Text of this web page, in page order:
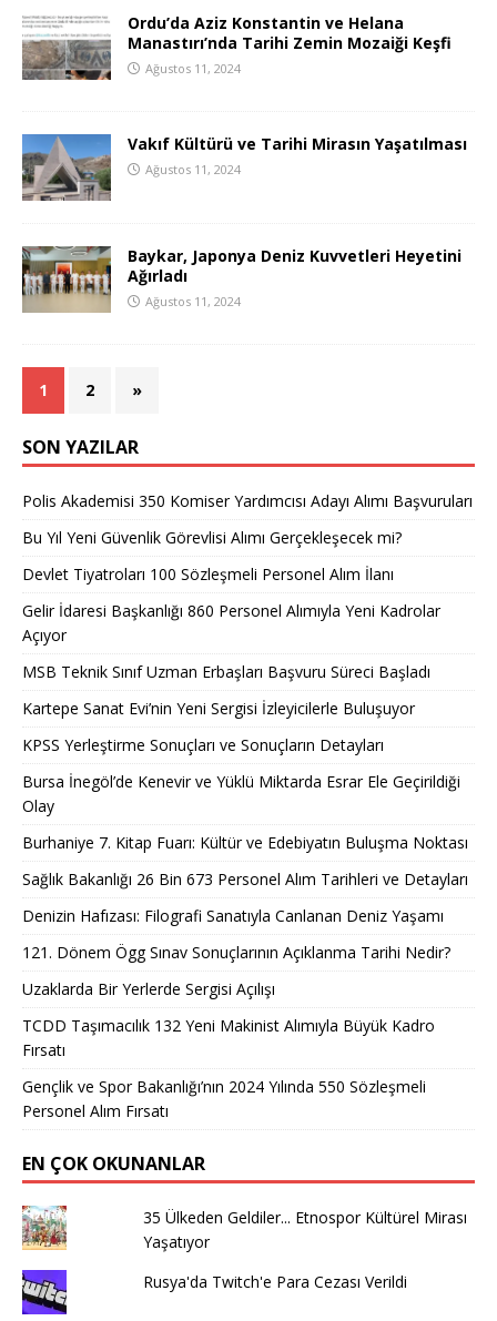
Ordu’da Aziz Konstantin ve Helana
Manastırı’nda Tarihi Zemin Mozaiği Keşfi
Ağustos 11, 2024
Vakıf Kültürü ve Tarihi Mirasın Yaşatılması
Ağustos 11, 2024
Baykar, Japonya Deniz Kuvvetleri Heyetini
Ağırladı
Ağustos 11, 2024
1 2 »
SON YAZILAR
Polis Akademisi 350 Komiser Yardımcısı Adayı Alımı Başvuruları
Bu Yıl Yeni Güvenlik Görevlisi Alımı Gerçekleşecek mi?
Devlet Tiyatroları 100 Sözleşmeli Personel Alım İlanı
Gelir İdaresi Başkanlığı 860 Personel Alımıyla Yeni Kadrolar
Açıyor
MSB Teknik Sınıf Uzman Erbaşları Başvuru Süreci Başladı
Kartepe Sanat Evi’nin Yeni Sergisi İzleyicilerle Buluşuyor
KPSS Yerleştirme Sonuçları ve Sonuçların Detayları
Bursa İnegöl’de Kenevir ve Yüklü Miktarda Esrar Ele Geçirildiği
Olay
Burhaniye 7. Kitap Fuarı: Kültür ve Edebiyatın Buluşma Noktası
Sağlık Bakanlığı 26 Bin 673 Personel Alım Tarihleri ve Detayları
Denizin Hafızası: Filografi Sanatıyla Canlanan Deniz Yaşamı
121. Dönem Ögg Sınav Sonuçlarının Açıklanma Tarihi Nedir?
Uzaklarda Bir Yerlerde Sergisi Açılışı
TCDD Taşımacılık 132 Yeni Makinist Alımıyla Büyük Kadro
Fırsatı
Gençlik ve Spor Bakanlığı’nın 2024 Yılında 550 Sözleşmeli
Personel Alım Fırsatı
EN ÇOK OKUNANLAR
35 Ülkeden Geldiler... Etnospor Kültürel Mirası
Yaşatıyor
Rusya'da Twitch'e Para Cezası Verildi